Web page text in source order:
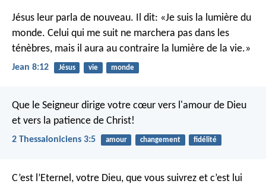
Jésus leur parla de nouveau. Il dit: «Je suis la lumière du
monde. Celui qui me suit ne marchera pas dans les
ténèbres, mais il aura au contraire la lumière de la vie.»
Jean 8:12 Jésus vie monde
Que le Seigneur dirige votre cœur vers l'amour de Dieu
et vers la patience de Christ!
2 Thessaloniciens 3:5 amour changement fidélité
C’est l’Eternel, votre Dieu, que vous suivrez et c’est lui